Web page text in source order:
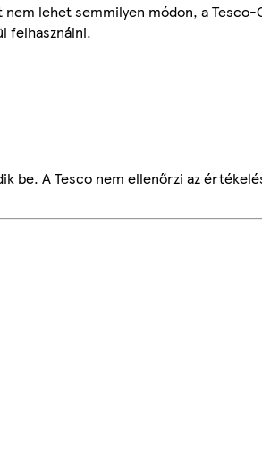
lehet semmilyen módon, a Tesco-
felhasználni.
be. A Tesco nem ellenőrzi az